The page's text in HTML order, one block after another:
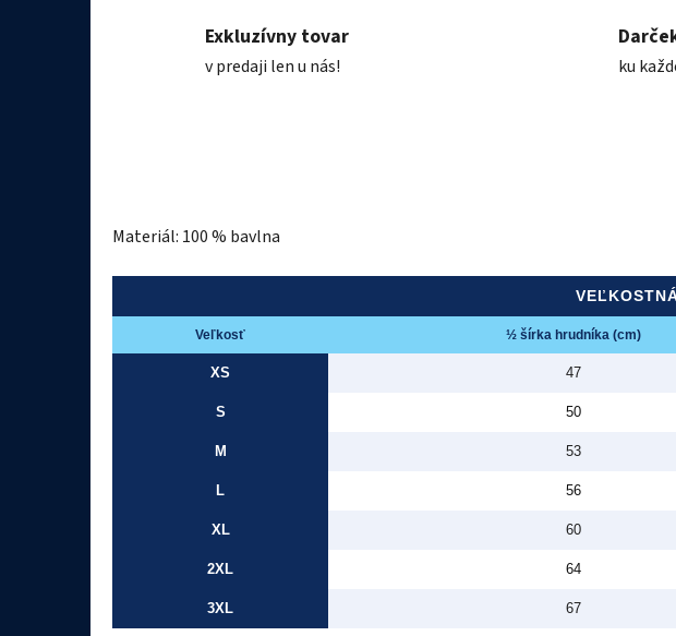
Exkluzívny tovar
v predaji len u nás! ku
Materiál: 100 % bavlna
Veľkosť ½ šírka hrudníka (cm)
XS 47
S 50
M 53
L 56
XL 60
2XL 64
3XL 67